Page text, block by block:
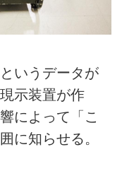
いうデータが
示装置が作
によって「こ
に知らせる。